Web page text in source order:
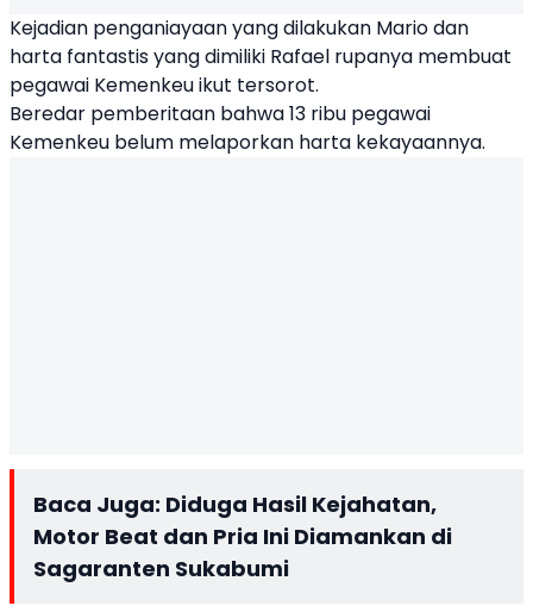
Kejadian penganiayaan yang dilakukan Mario dan
harta fantastis yang dimiliki Rafael rupanya membuat
pegawai Kemenkeu ikut tersorot.
Beredar pemberitaan bahwa 13 ribu pegawai
Kemenkeu belum melaporkan harta kekayaannya.
Baca Juga: Diduga Hasil Kejahatan,
Motor Beat dan Pria Ini Diamankan di
Sagaranten Sukabumi